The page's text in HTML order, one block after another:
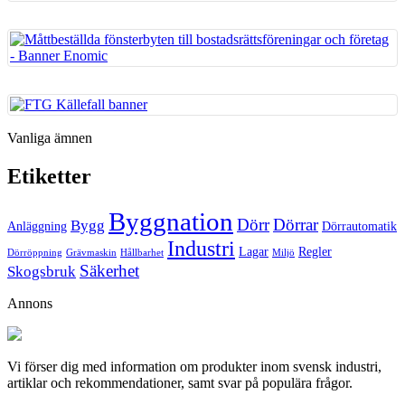
Vanliga ämnen
Etiketter
Anläggning Bygg Byggnation DörrDörrar Dörrautomatik
Dörröppning Grävmaskin Hållbarhet Industri Lagar Miljö Regler
Skogsbruk Säkerhet
Annons
Vi förser dig med information om produkter inom svensk industri,
artiklar och rekommendationer, samt svar på populära frågor.